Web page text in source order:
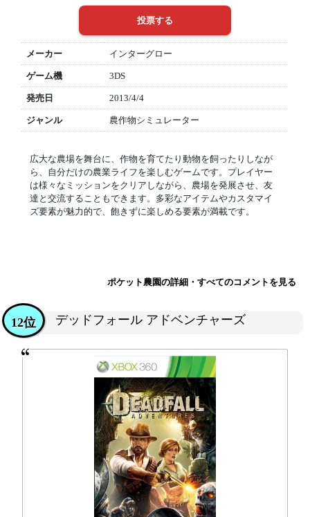
メーカー インターグロー
ゲーム機 3DS
発売日 2013/4/4
ジャンル 農作物シミュレーター
広大な農場を舞台に、作物を育てたり動物を飼ったりしなが
ら、自分だけの農業ライフを楽しむゲームです。プレイヤー
は様々なミッションをクリアしながら、農場を発展させ、友
達と交流することもできます。多彩なアイテムやカスタマイ
ズ要素が魅力的で、飽きずに楽しめる要素が満載です。
ポケット農園の詳細・すべてのコメントを見る
デッドフォール アドベンチャーズ
12位